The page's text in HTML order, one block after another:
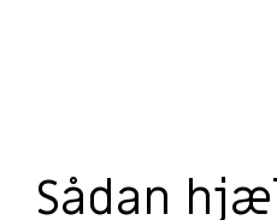
Sådan